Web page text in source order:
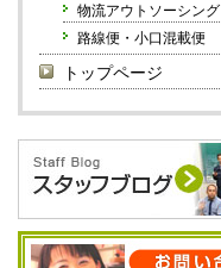
物流アウトソーシング
路線便・小口混載便
トップページ